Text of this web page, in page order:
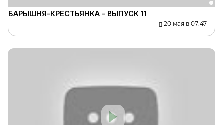
БАРЫШНЯ-КРЕСТЬЯНКА - ВЫПУСК 11
20 мая в 07:47